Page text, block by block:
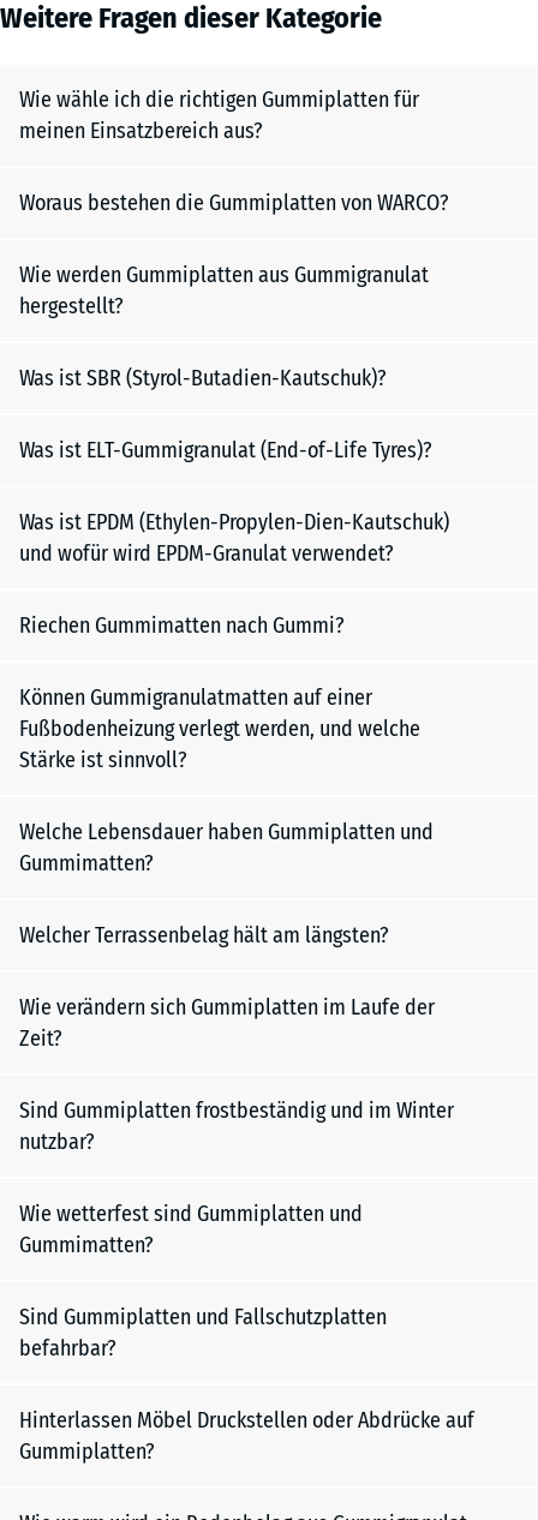
Weitere Fragen dieser Kategorie
Wie wähle ich die richtigen Gummiplatten für
meinen Einsatzbereich aus?
Woraus bestehen die Gummiplatten von WARCO?
Wie werden Gummiplatten aus Gummigranulat
hergestellt?
Was ist SBR (Styrol-Butadien-Kautschuk)?
Was ist ELT-Gummigranulat (End-of-Life Tyres)?
Was ist EPDM (Ethylen-Propylen-Dien-Kautschuk)
und wofür wird EPDM-Granulat verwendet?
Riechen Gummimatten nach Gummi?
Können Gummigranulatmatten auf einer
Fußbodenheizung verlegt werden, und welche
Stärke ist sinnvoll?
Welche Lebensdauer haben Gummiplatten und
Gummimatten?
Welcher Terrassenbelag hält am längsten?
Wie verändern sich Gummiplatten im Laufe der
Zeit?
Sind Gummiplatten frostbeständig und im Winter
nutzbar?
Wie wetterfest sind Gummiplatten und
Gummimatten?
Sind Gummiplatten und Fallschutzplatten
befahrbar?
Hinterlassen Möbel Druckstellen oder Abdrücke auf
Gummiplatten?